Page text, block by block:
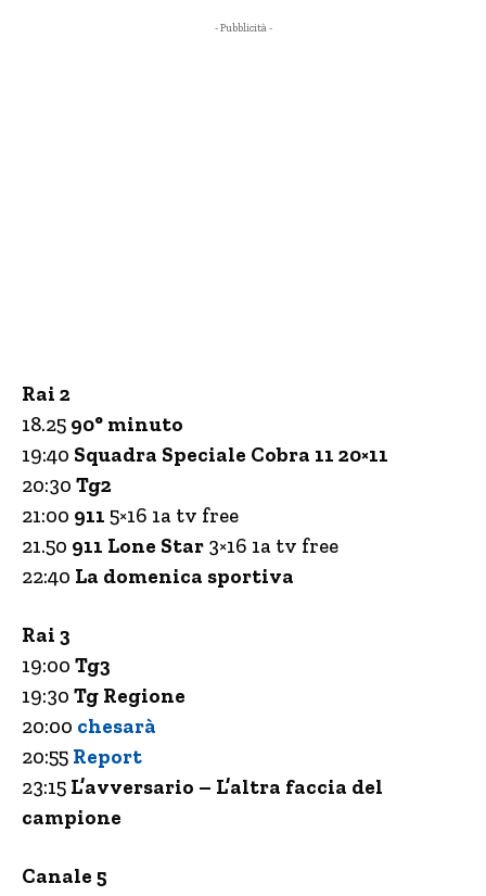
- Pubblicità -
Rai 2
18.25 90° minuto
19:40 Squadra Speciale Cobra 11 20×11
20:30 Tg2
21:00 911 5×16 1a tv free
21.50 911 Lone Star 3×16 1a tv free
22:40 La domenica sportiva
Rai 3
19:00 Tg3
19:30 Tg Regione
20:00 chesarà
20:55 Report
23:15 L’avversario – L’altra faccia del
campione
Canale 5